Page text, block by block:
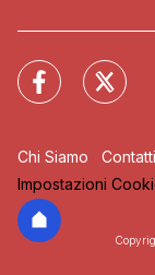
Chi Siamo Contatti
Impostazioni